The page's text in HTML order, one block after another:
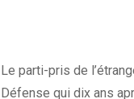
Le parti-pris de
Défense qui dix ans